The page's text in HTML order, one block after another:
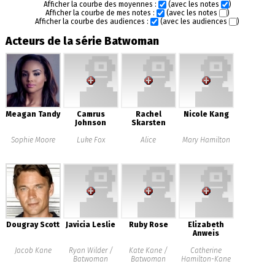
Afficher la courbe des moyennes : (avec les notes
)
Afficher la courbe de mes notes :
(avec les notes
)
Afficher la courbe des audiences :
(avec les audiences )
Acteurs de la série Batwoman
Meagan Tandy
Sophie Moore
Camrus
Johnson
Luke Fox
Rachel
Skarsten
Alice
Nicole Kang
Mary Hamilton
Dougray Scott
Jacob Kane
Javicia Leslie
Ryan Wilder /
Batwoman
Ruby Rose
Kate Kane /
Batwoman
Elizabeth
Anweis
Catherine
Hamilton-Kane